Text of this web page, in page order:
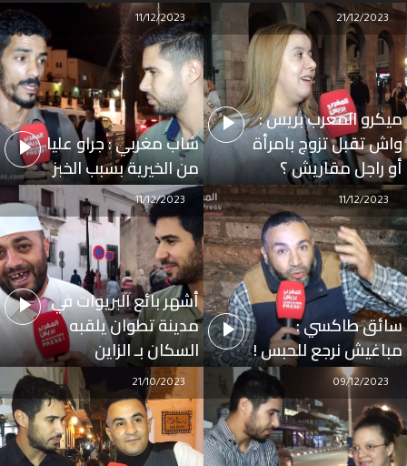
ميكرو المغرب بريس :
واش تقبل تزوج بامرأة
أو راجل مقاريش ؟
21/12/2023
شاب مغربي : جراو عليا
من الخيرية بسبب الخبز
11/12/2023
سائق طاكسي :
مباغيش نرجع للحبس !
11/12/2023
أشهر بائع البريوات في
مدينة تطوان يلقبه
السكان بـ الزاين
11/12/2023
09/12/2023
21/10/2023